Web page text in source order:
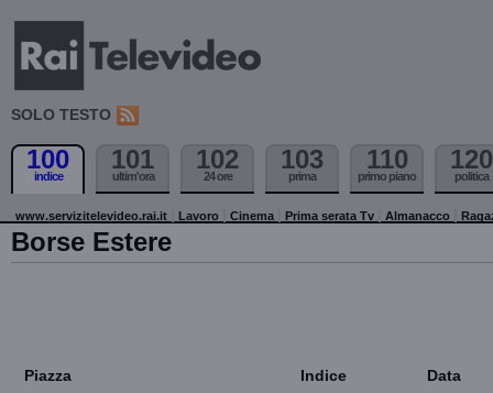
SOLO TESTO
100
indice
101
ultim'ora
102
24 ore
103
prima
110
primo piano
120
politica
www.servizitelevideo.rai.it Lavoro Cinema Prima serata Tv Almanacco
Borse Estere
Piazza Indice Data